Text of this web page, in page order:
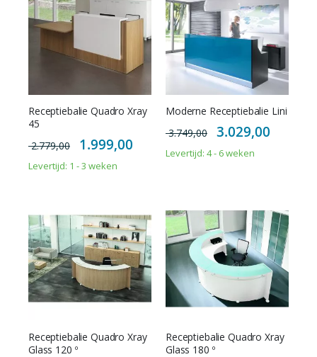
Receptiebalie Quadro Xray
45
2.779,00
Special
Price
1.999,00
Levertijd: 1 - 3 weken
Moderne Receptiebalie Lini
3.749,00
Special
Price
3.029,00
Levertijd: 4 - 6 weken
Receptiebalie Quadro Xray
Glass 120 º
Receptiebalie Quadro Xray
Glass 180 º